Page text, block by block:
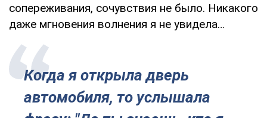
сопереживания, сочувствия не было. Никакого
даже мгновения волнения я не увидела…
Когда я открыла дверь
автомобиля, то услышала